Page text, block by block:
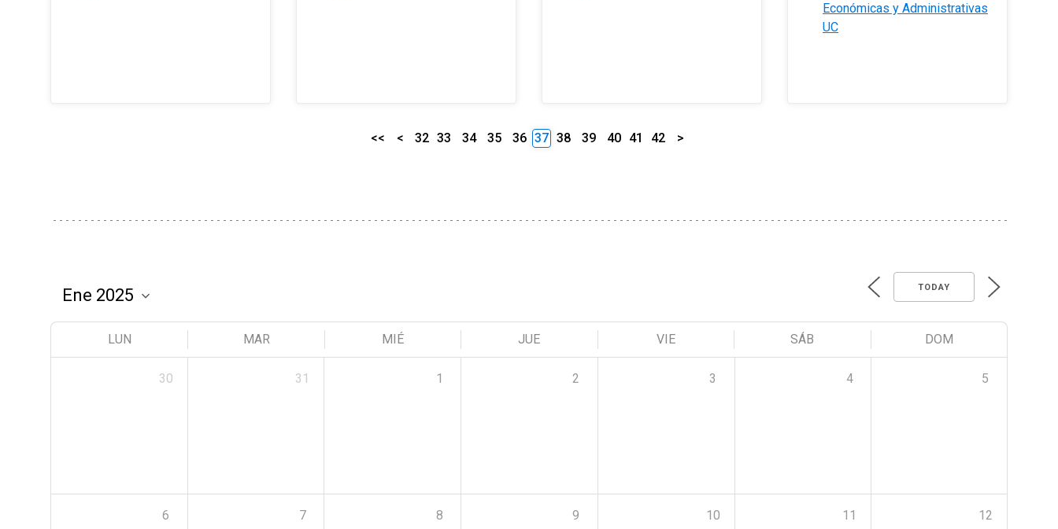
Económicas y Administrativas
UC
<< < 32 33 34 35 36 37 38 39 40 41 42 >
TODAY
LUN MAR MIÉ JUE VIE SÁB DOM
30 31 1 2 3 4 5
6 7 8 9 10 11 12